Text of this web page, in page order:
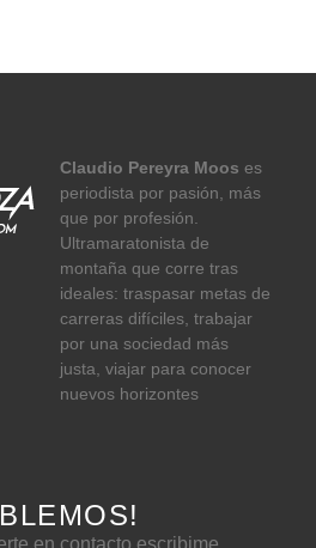
Claudio Pereyra Moos es
periodista por pasión, más
que por profesión.
Ultramaratonista de
montaña que corre tras
ideales: traspasar metas de
carreras difíciles, trabajar
por una sociedad más
justa, viajar para conocer
nuevos horizontes